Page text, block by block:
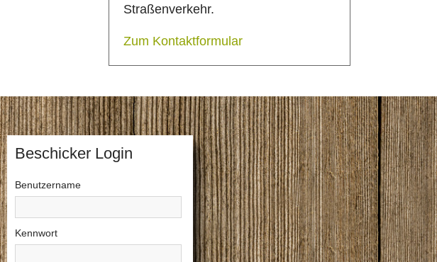
Straßenverkehr.
Zum Kontaktformular
Beschicker Login
Benutzername
Kennwort